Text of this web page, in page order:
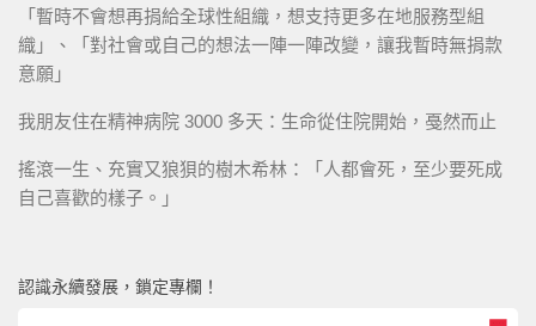
「暫時不會想再捐給全球性組織，想支持更多在地服務型組
織」、「對社會或自己的想法一陣一陣改變，讓我暫時無捐款
意願」
我朋友住在精神病院 3000 多天：生命從住院開始，戞然而止
搖滾一生、充實又狼狽的樹木希林：「人都會死，至少要死成
自己喜歡的樣子。」
認識永續發展，鎖定專欄！